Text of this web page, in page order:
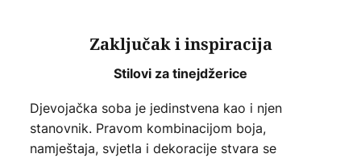
Zaključak i inspiracija
Stilovi za tinejdžerice
Djevojačka soba je jedinstvena kao i njen
stanovnik. Pravom kombinacijom boja,
namještaja, svjetla i dekoracije stvara se